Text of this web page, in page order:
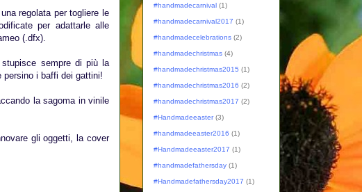
regolata per togliere le
per adattarle alle
(.dfx).
sempre di più la
i baffi dei gattini!
la sagoma in vinile
gli oggetti, la cover
#handmadecarnival (1)
#handmadecarnival2017 (1)
#handmadecelebrations (2)
#handmadechristmas (4)
#handmadechristmas2015 (1)
#handmadechristmas2016 (2)
#handmadechristmas2017 (2)
#Handmadeeaster (3)
#handmadeeaster2016 (1)
#Handmadeeaster2017 (1)
#handmadefathersday (1)
#Handmadefathersday2017 (1)